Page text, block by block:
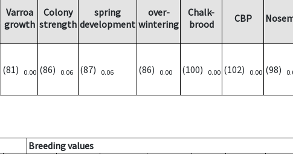
Varroa
growth
Colony
strength
spring
development
over-
wintering
Chalk-
brood
CBP
(81) 0.00 (86) 0.06 (87) 0.06 (86) 0.00 (100) 0.00 (102) 0.00 (98)
Breeding values